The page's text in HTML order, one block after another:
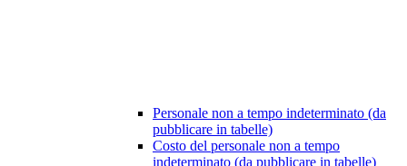
Personale non a tempo indeterminato (da
pubblicare in tabelle)
Costo del personale non a tempo
indeterminato (da pubblicare in tabelle)